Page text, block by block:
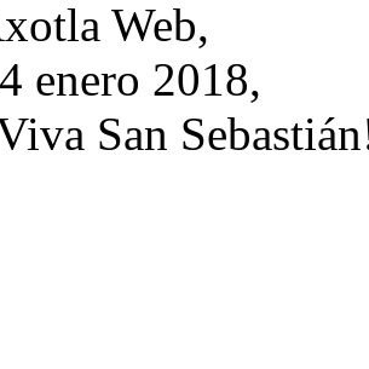
Web,
enero 2018,
San